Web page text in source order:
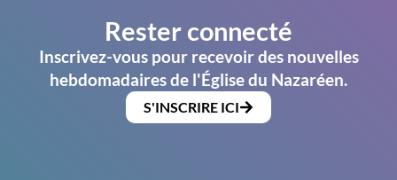
Rester connecté
Inscrivez-vous pour recevoir des nouvelles
hebdomadaires de l'Église du Nazaréen.
S'INSCRIRE ICI